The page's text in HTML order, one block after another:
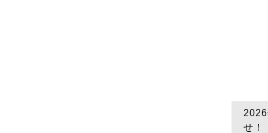
せ！